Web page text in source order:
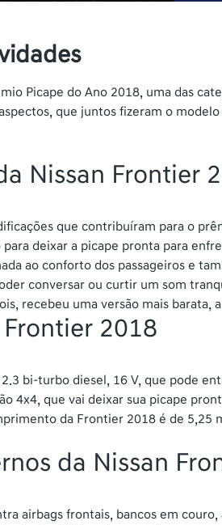
Picape do Ano 2018, uma das
que juntos fizeram o
Nissan Frontier
que contribuíram para o
deixar a picape pronta para
ao conforto dos passageiros e
conversar ou curtir um som
recebeu uma versão mais barata, a
2018
bi-turbo diesel, 16 V, que pode
4x4, que vai deixar sua picape
da Frontier 2018 é de
da Nissan
airbags frontais, bancos em